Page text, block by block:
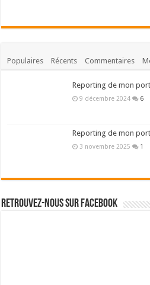
Populaires Récents Commentaires
Reporting de mon
9 décembre 2024 6
Reporting de mon
3 novembre 2025 1
Retrouvez-nous sur Facebook